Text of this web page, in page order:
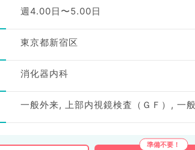
週4.00日〜5.00日
東京都新宿区
消化器内科